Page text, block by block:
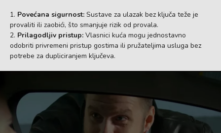
Povećana sigurnost: Sustave za ulazak bez ključa teže je
provaliti ili zaobići, što smanjuje rizik od provala.
Prilagodljiv pristup: Vlasnici kuća mogu jednostavno
odobriti privremeni pristup gostima ili pružateljima usluga bez
potrebe za dupliciranjem ključeva.